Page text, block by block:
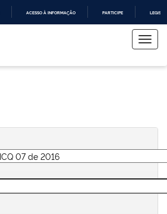
ACESSO À INFORMAÇÃO PARTICIPE